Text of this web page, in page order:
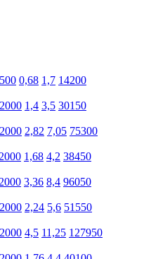
0,68 1,7 14200
1,4 3,5 30150
2,82 7,05 75300
1,68 4,2 38450
3,36 8,4 96050
2,24 5,6 51550
4,5 11,25 127950